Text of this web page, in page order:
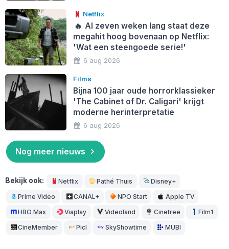
Netflix
🔥 Al zeven weken lang staat deze
megahit hoog bovenaan op Netflix:
'Wat een steengoede serie!'
6 aug 2026
Films
Bijna 100 jaar oude horrorklassieker
'The Cabinet of Dr. Caligari' krijgt
moderne herinterpretatie
6 aug 2026
Nog meer nieuws
Bekijk ook: Netflix Pathé Thuis Disney+
Prime Video CANAL+ NPO Start Apple TV
HBO Max Viaplay Videoland Cinetree Film1
CineMember Picl SkyShowtime MUBI